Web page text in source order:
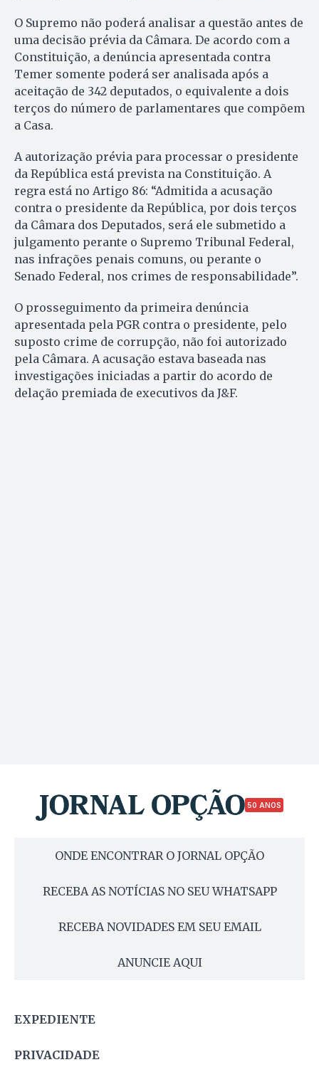
O Supremo não poderá analisar a questão antes de
uma decisão prévia da Câmara. De acordo com a
Constituição, a denúncia apresentada contra
Temer somente poderá ser analisada após a
aceitação de 342 deputados, o equivalente a dois
terços do número de parlamentares que compõem
a Casa.
A autorização prévia para processar o presidente
da República está prevista na Constituição. A
regra está no Artigo 86: “Admitida a acusação
contra o presidente da República, por dois terços
da Câmara dos Deputados, será ele submetido a
julgamento perante o Supremo Tribunal Federal,
nas infrações penais comuns, ou perante o
Senado Federal, nos crimes de responsabilidade”.
O prosseguimento da primeira denúncia
apresentada pela PGR contra o presidente, pelo
suposto crime de corrupção, não foi autorizado
pela Câmara. A acusação estava baseada nas
investigações iniciadas a partir do acordo de
delação premiada de executivos da J&F.
50 ANOS
ONDE ENCONTRAR O JORNAL OPÇÃO
RECEBA AS NOTÍCIAS NO SEU WHATSAPP
RECEBA NOVIDADES EM SEU EMAIL
ANUNCIE AQUI
EXPEDIENTE
PRIVACIDADE